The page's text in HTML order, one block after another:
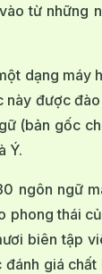
từ những
dạng máy
này được
(bản gốc
Ý.
ngôn ngữ
phong thái
biên tập
giá